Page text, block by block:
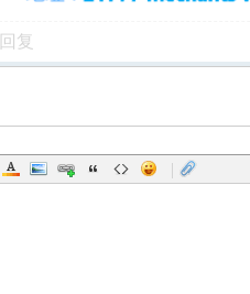
回复
|